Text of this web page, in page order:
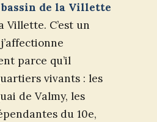
bassin de la Villette
Villette. C’est un
parce qu’il
vivants : les
de Valmy, les
du 10e,